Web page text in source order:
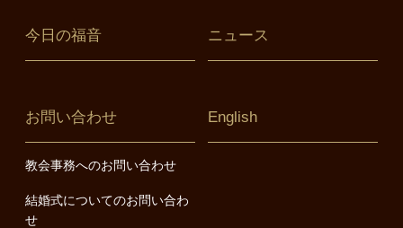
今日の福音 ニュース
お問い合わせ
教会事務へのお問い合わせ
結婚式についてのお問い合わ
せ
English